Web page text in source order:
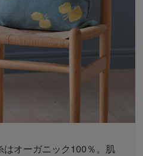
オーガニック100％。肌